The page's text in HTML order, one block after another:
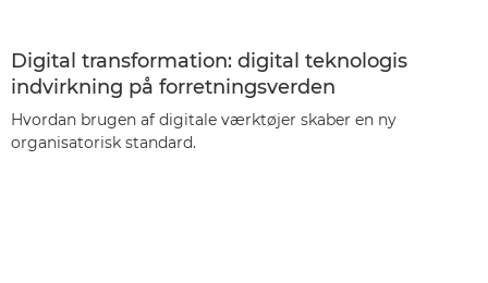
Digital transformation: digital teknologis
indvirkning på forretningsverden
Hvordan brugen af digitale værktøjer skaber en ny
organisatorisk standard.